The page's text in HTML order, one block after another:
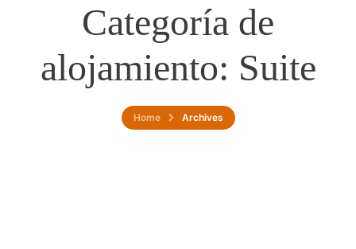
Categoría de
alojamiento: Suite
Home Archives